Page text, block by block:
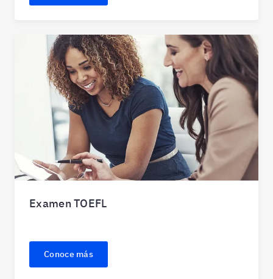
Examen TOEFL
Conoce más